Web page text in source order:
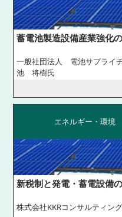
蓄電池製造設備産業強化
一般社団法人 電池サプライ
池 将樹氏
エネルギー・環境
新税制と発電・蓄電設備
株式会社KKRコンサルティ